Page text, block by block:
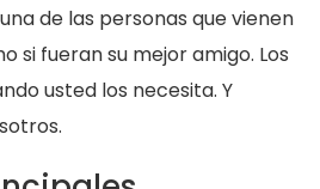
de las personas que vienen
si fueran su mejor amigo. Los
usted los necesita. Y